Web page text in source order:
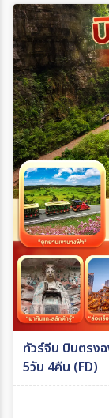
ทัวร์จีน บินตรง
5วัน 4คืน (FD)